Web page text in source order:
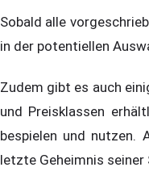
Sobald alle
in der potentiellen
Zudem gibt es auch
und Preisklassen
bespielen und nutzen.
letzte Geheimnis